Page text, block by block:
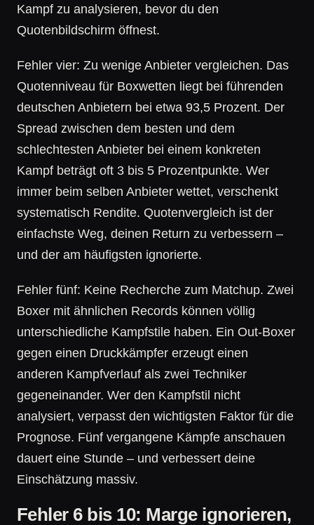
Kampf zu analysieren, bevor du den
Quotenbildschirm öffnest.
Fehler vier: Zu wenige Anbieter vergleichen. Das
Quotenniveau für Boxwetten liegt bei führenden
deutschen Anbietern bei etwa 93,5 Prozent. Der
Spread zwischen dem besten und dem
schlechtesten Anbieter bei einem konkreten
Kampf beträgt oft 3 bis 5 Prozentpunkte. Wer
immer beim selben Anbieter wettet, verschenkt
systematisch Rendite. Quotenvergleich ist der
einfachste Weg, deinen Return zu verbessern –
und der am häufigsten ignorierte.
Fehler fünf: Keine Recherche zum Matchup. Zwei
Boxer mit ähnlichen Records können völlig
unterschiedliche Kampfstile haben. Ein Out-Boxer
gegen einen Druckkämpfer erzeugt einen
anderen Kampfverlauf als zwei Techniker
gegeneinander. Wer den Kampfstil nicht
analysiert, verpasst den wichtigsten Faktor für die
Prognose. Fünf vergangene Kämpfe anschauen
dauert eine Stunde – und verbessert deine
Einschätzung massiv.
Fehler 6 bis 10: Marge ignorieren,